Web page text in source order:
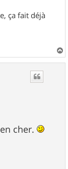
ça fait déjà
a
cher.